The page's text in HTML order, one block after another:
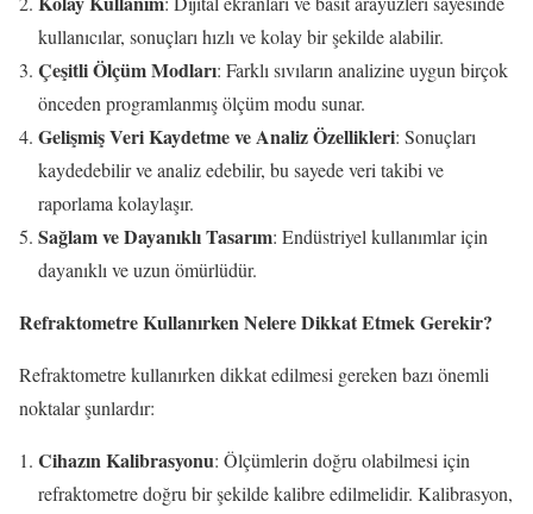
kullanıcılar, sonuçları hızlı ve kolay bir şekilde alabilir.
Çeşitli Ölçüm Modları: Farklı sıvıların analizine uygun birçok
önceden programlanmış ölçüm modu sunar.
Gelişmiş Veri Kaydetme ve Analiz Özellikleri: Sonuçları
kaydedebilir ve analiz edebilir, bu sayede veri takibi ve
raporlama kolaylaşır.
Sağlam ve Dayanıklı Tasarım: Endüstriyel kullanımlar için
dayanıklı ve uzun ömürlüdür.
Refraktometre Kullanırken Nelere Dikkat Etmek Gerekir?
Refraktometre kullanırken dikkat edilmesi gereken bazı önemli
noktalar şunlardır:
Cihazın Kalibrasyonu: Ölçümlerin doğru olabilmesi için
refraktometre doğru bir şekilde kalibre edilmelidir. Kalibrasyon,